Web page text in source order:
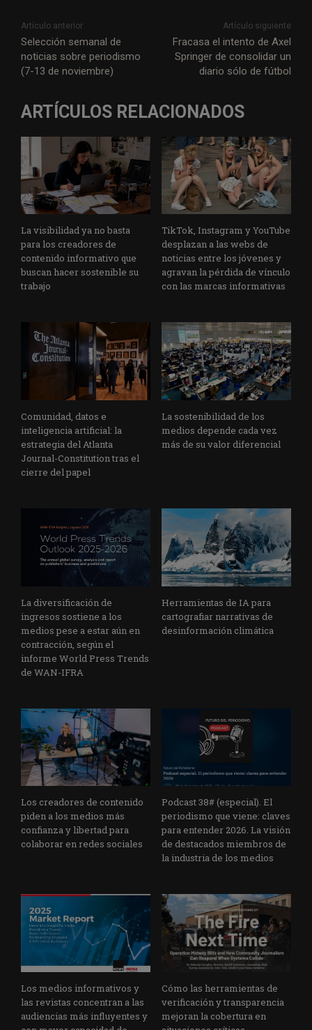
Artículo anterior
Selección semanal de
noticias sobre periodismo
(7-13 de noviembre)
Artículo siguiente
Fracasa el intento de Axel
Springer de consolidar un
diario sólo de fútbol
ARTÍCULOS RELACIONADOS
La visibilidad ya no basta
para los creadores de
contenido informativo que
buscan hacer sostenible su
trabajo
TikTok, Instagram y YouTube
desplazan a las webs de
noticias entre los jóvenes y
agravan la pérdida de vínculo
con las marcas informativas
Comunidad, datos e
inteligencia artificial: la
estrategia del Atlanta
Journal-Constitution tras el
cierre del papel
La sostenibilidad de los
medios depende cada vez
más de su valor diferencial
La diversificación de
ingresos sostiene a los
medios pese a estar aún en
contracción, según el
informe World Press Trends
de WAN-IFRA
Herramientas de IA para
cartografiar narrativas de
desinformación climática
Los creadores de contenido
piden a los medios más
confianza y libertad para
colaborar en redes sociales
Podcast 38# (especial). El
periodismo que viene: claves
para entender 2026. La visión
de destacados miembros de
la industria de los medios
Los medios informativos y
las revistas concentran a las
audiencias más influyentes y
Cómo las herramientas de
verificación y transparencia
mejoran la cobertura en